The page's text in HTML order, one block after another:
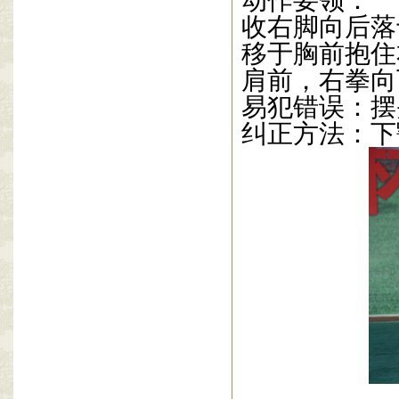
收右脚向后
移于胸前抱
肩前，右拳
易犯错误：
纠正方法：